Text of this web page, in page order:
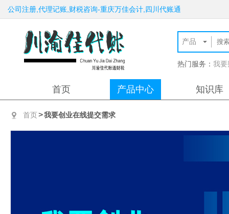
公司注册,代理记账,财税咨询-重庆万佳会计,四川代账通
热门服务： 我要
首页 产品中心 知识库
首页>我要创业在线提交需求